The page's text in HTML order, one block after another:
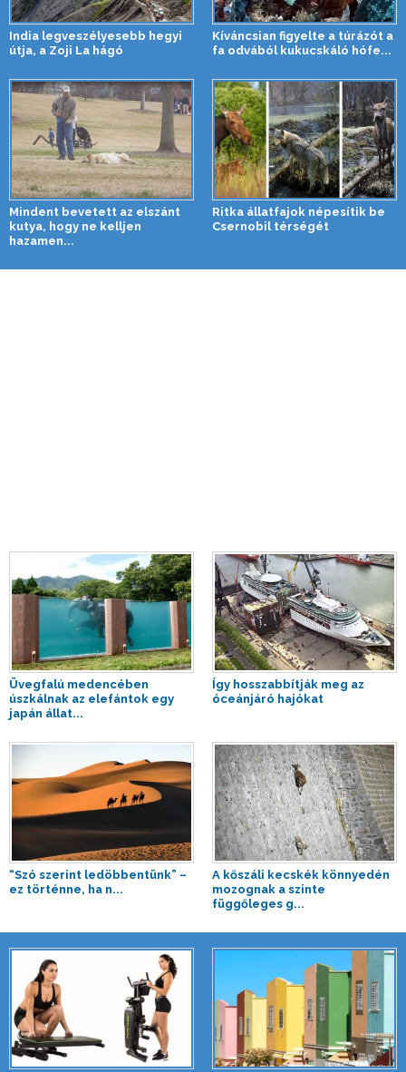
India legveszélyesebb hegyi
útja, a Zoji La hágó
Kíváncsian figyelte a túrázót a
fa odvából kukucskáló hófe...
Mindent bevetett az elszánt
kutya, hogy ne kelljen
hazamen...
Ritka állatfajok népesítik be
Csernobil térségét
Üvegfalú medencében
úszkálnak az elefántok egy
japán állat...
Így hosszabbítják meg az
óceánjáró hajókat
“Szó szerint ledöbbentünk” –
ez történne, ha n...
A kőszáli kecskék könnyedén
mozognak a szinte
függőleges g...